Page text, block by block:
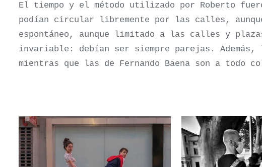
El tiempo y el método utilizado por Roberto
podían circular libremente por las calles,
espontáneo, aunque limitado a las calles y
invariable: debían ser siempre parejas.
mientras que las de Fernando Baena son a todo